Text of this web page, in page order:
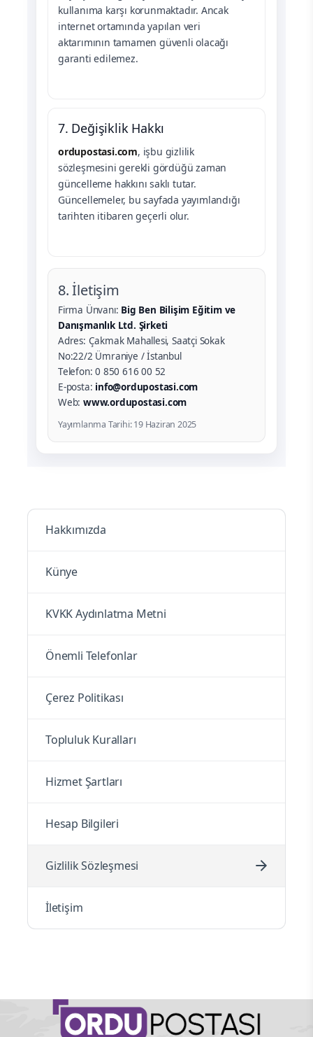
kullanıma karşı korunmaktadır. Ancak
internet ortamında yapılan veri
aktarımının tamamen güvenli olacağı
garanti edilemez.
7. Değişiklik Hakkı
ordupostasi.com, işbu gizlilik
sözleşmesini gerekli gördüğü zaman
güncelleme hakkını saklı tutar.
Güncellemeler, bu sayfada yayımlandığı
tarihten itibaren geçerli olur.
8. İletişim
Firma Ünvanı: Big Ben Bilişim Eğitim ve
Danışmanlık Ltd. Şirketi
Adres: Çakmak Mahallesi, Saatçi Sokak
No:22/2 Ümraniye / İstanbul
Telefon: 0 850 616 00 52
E-posta: info@ordupostasi.com
Web: www.ordupostasi.com
Yayımlanma Tarihi: 19 Haziran 2025
Hakkımızda
Künye
KVKK Aydınlatma Metni
Önemli Telefonlar
Çerez Politikası
Topluluk Kuralları
Hizmet Şartları
Hesap Bilgileri
Gizlilik Sözleşmesi
İletişim